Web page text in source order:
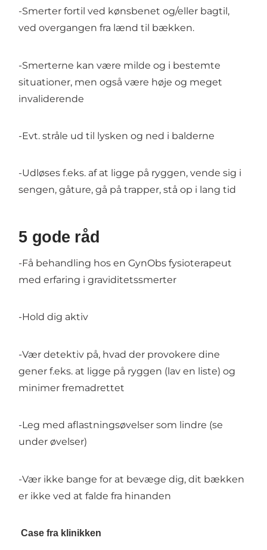
-Smerter fortil ved kønsbenet og/eller bagtil,
ved overgangen fra lænd til bækken.
-Smerterne kan være milde og i bestemte
situationer, men også være høje og meget
invaliderende
-Evt. stråle ud til lysken og ned i balderne
-Udløses f.eks. af at ligge på ryggen, vende sig i
sengen, gåture, gå på trapper, stå op i lang tid
5 gode råd
-Få behandling hos en GynObs fysioterapeut
med erfaring i graviditetssmerter
-Hold dig aktiv
-Vær detektiv på, hvad der provokere dine
gener f.eks. at ligge på ryggen (lav en liste) og
minimer fremadrettet
-Leg med aflastningsøvelser som lindre (se
under øvelser)
-Vær ikke bange for at bevæge dig, dit bækken
er ikke ved at falde fra hinanden
Case fra klinikken